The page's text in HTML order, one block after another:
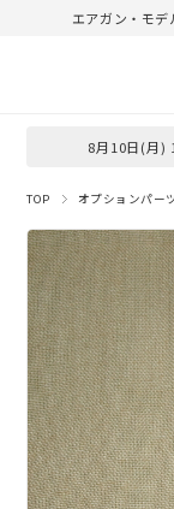
エアガン・モ
8月10日(月)
TOP オプションパー